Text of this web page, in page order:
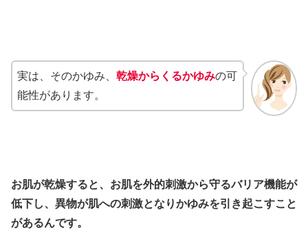
実は、そのかゆみ、 乾燥からくるかゆみの可
能性があります。
お肌が乾燥すると、お肌を外的刺激から守るバリア機能が
低下し、異物が肌への刺激となりかゆみを引き起こすこと
があるんです。